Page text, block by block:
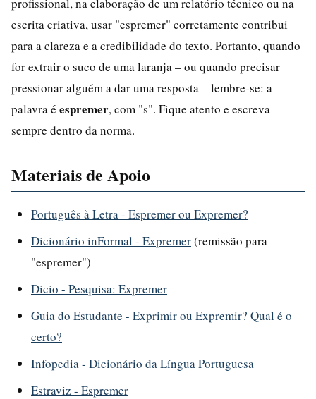
escrita criativa, usar "espremer" corretamente contribui
para a clareza e a credibilidade do texto. Portanto, quando
for extrair o suco de uma laranja – ou quando precisar
pressionar alguém a dar uma resposta – lembre-se: a
palavra é espremer, com "s". Fique atento e escreva
sempre dentro da norma.
Materiais de Apoio
Português à Letra - Espremer ou Expremer?
Dicionário inFormal - Expremer(remissão para
"espremer")
Dicio - Pesquisa: Expremer
Guia do Estudante - Exprimir ou Expremir? Qual é o
certo?
Infopedia - Dicionário da Língua Portuguesa
Estraviz - Espremer